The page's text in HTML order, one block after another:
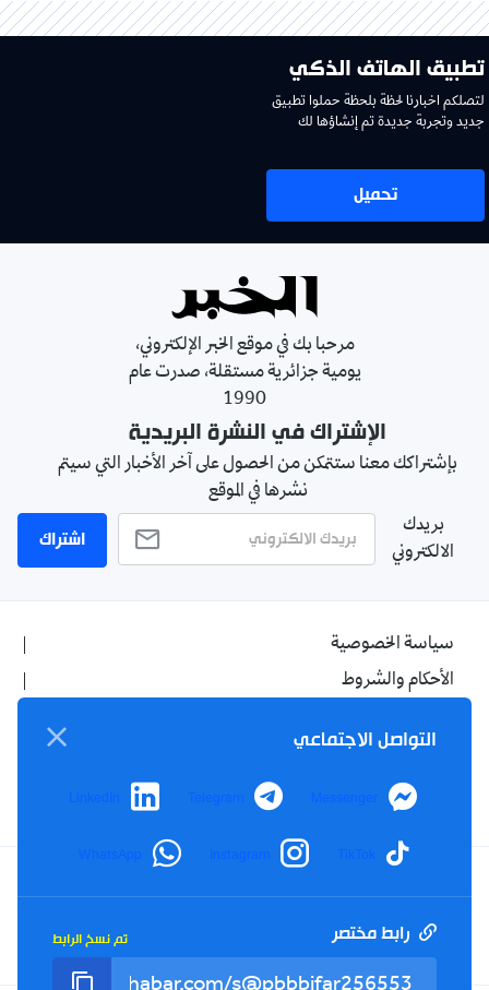
تطبيق الهاتف الذكي
لتصلكم اخبارنا لحظة بلحظة حملوا تطبيق
جديد وتجربة جديدة تم إنشاؤها لك
تحميل
مرحبا بك في موقع الخبر الإلكتروني،
يومية جزائرية مستقلة، صدرت عام
1990
الإشتراك في النشرة البريدية
بإشتراكك معنا ستتمكن من الحصول على آخر الأخبار التي سيتم
نشرها في الموقع
بريدك
الالكتروني
اشتراك
سياسة الخصوصية
الأحكام والشروط
اتصل بنا
من نحن
Facebook
YouTube
TikTok
Twitter
التواصل الاجتماعي
Messenger
Telegram
LinkedIn
TikTok
Instagram
WhatsApp
رابط مختصر تم نسخ الرابط